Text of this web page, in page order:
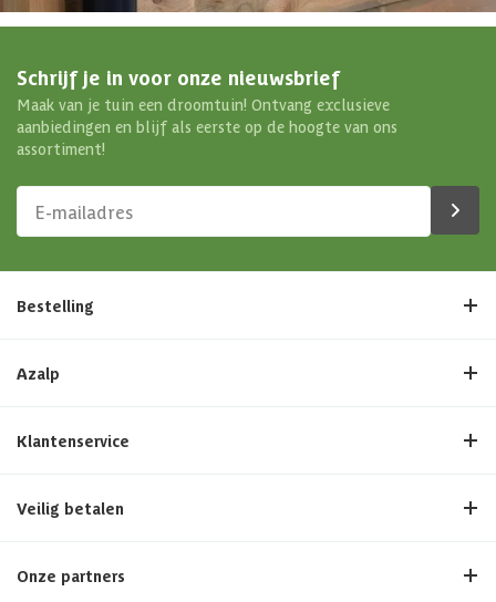
Schrijf je in voor onze nieuwsbrief
Maak van je tuin een droomtuin! Ontvang exclusieve
aanbiedingen en blijf als eerste op de hoogte van ons
assortiment!
Bestelling
Azalp
Klantenservice
Veilig betalen
Onze partners